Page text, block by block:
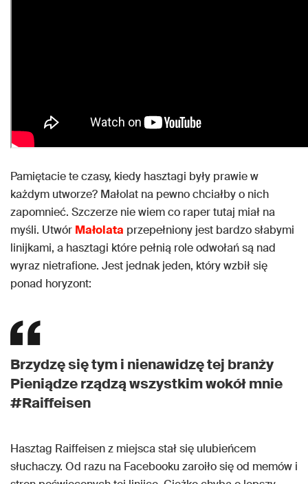
Pamiętacie te czasy, kiedy hasztagi były prawie w
każdym utworze? Małolat na pewno chciałby o nich
zapomnieć. Szczerze nie wiem co raper tutaj miał na
myśli. Utwór Małolata przepełniony jest bardzo słabymi
linijkami, a hasztagi które pełnią role odwołań są nad
wyraz nietrafione. Jest jednak jeden, który wzbił się
ponad horyzont:
Brzydzę się tym i nienawidzę tej branży
Pieniądze rządzą wszystkim wokół mnie
#Raiffeisen
Hasztag Raiffeisen z miejsca stał się ulubieńcem
słuchaczy. Od razu na Facebooku zaroiło się od memów i